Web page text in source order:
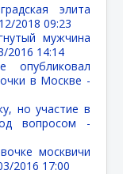
элита
2018 09:23
мужчина
2016 14:14
опубликовал
в Москве -
но участие в
вопросом -
москвичи
2016 17:00